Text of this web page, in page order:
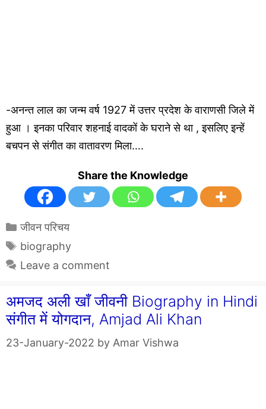
-अनन्त लाल का जन्म वर्ष 1927 में उत्तर प्रदेश के वाराणसी जिले में
हुआ । इनका परिवार शहनाई वादकों के घराने से था , इसलिए इन्हें
बचपन से संगीत का वातावरण मिला….
Share the Knowledge
Categories
जीवन परिचय
Tags
biography
Leave a comment
अमजद अली खाँ जीवनी Biography in Hindi
संगीत में योगदान, Amjad Ali Khan
23-January-2022 by Amar Vishwa